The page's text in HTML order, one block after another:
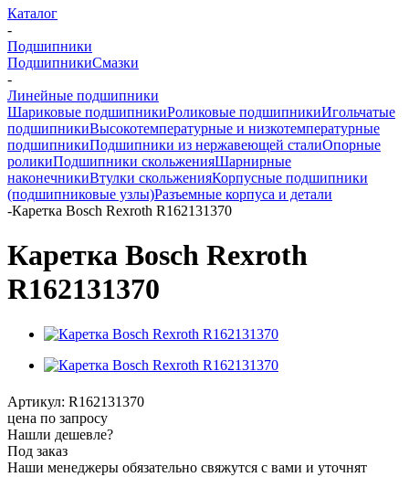
Каталог
-
Подшипники
ПодшипникиСмазки
-
Линейные подшипники
Шариковые подшипникиРоликовые подшипникиИгольчатые
подшипникиВысокотемпературные и низкотемпературные
подшипникиПодшипники из нержавеющей сталиОпорные
роликиПодшипники скольженияШарнирные
наконечникиВтулки скольженияКорпусные подшипники
(подшипниковые узлы)Разъемные корпуса и детали
-Каретка Bosch Rexroth R162131370
Каретка Bosch Rexroth
R162131370
Артикул: R162131370
цена по запросу
Нашли дешевле?
Под заказ
Наши менеджеры обязательно свяжутся с вами и уточнят